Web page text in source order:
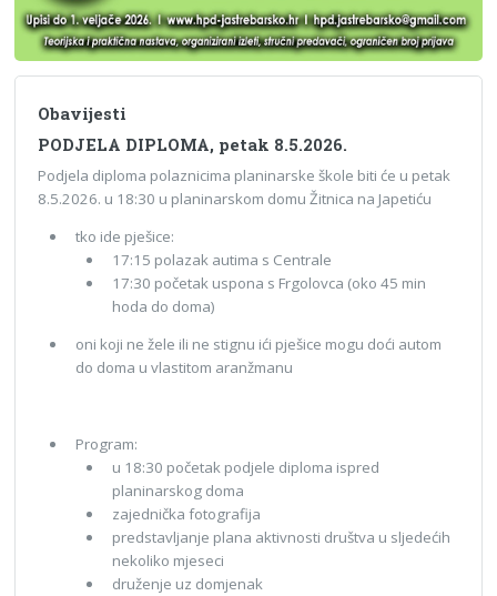
Obavijesti
PODJELA DIPLOMA, petak 8.5.2026.
Podjela diploma polaznicima planinarske škole biti će u petak
8.5.2026. u 18:30 u planinarskom domu Žitnica na Japetiću
tko ide pješice:
17:15 polazak autima s Centrale
17:30 početak uspona s Frgolovca (oko 45 min
hoda do doma)
oni koji ne žele ili ne stignu ići pješice mogu doći autom
do doma u vlastitom aranžmanu
Program:
u 18:30 početak podjele diploma ispred
planinarskog doma
zajednička fotografija
predstavljanje plana aktivnosti društva u sljedećih
nekoliko mjeseci
druženje uz domjenak